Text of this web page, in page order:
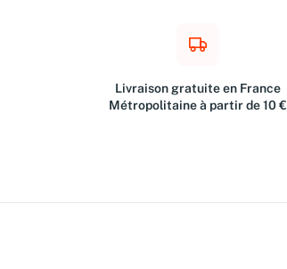
Livraison gratuite en France
Métropolitaine à partir de 10 €